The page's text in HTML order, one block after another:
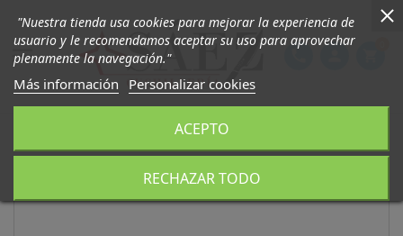

"Nuestra tienda usa cookies para mejorar la experiencia de
usuario y le recomendamos aceptar su uso para aprovechar
plenamente la navegación."
Más información Personalizar cookies
RECHAZAR TODO
ACEPTO